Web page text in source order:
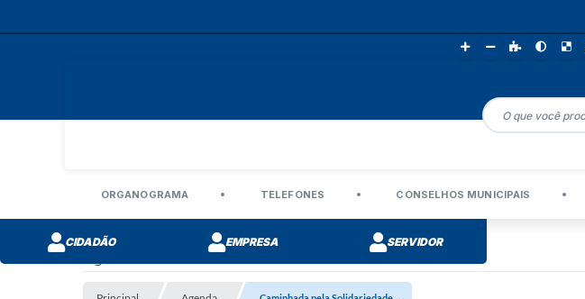
ORGANOGRAMA TELEFONES CONSELHOS MUNICIPAIS
CIDADÃO EMPRESA SERVIDOR